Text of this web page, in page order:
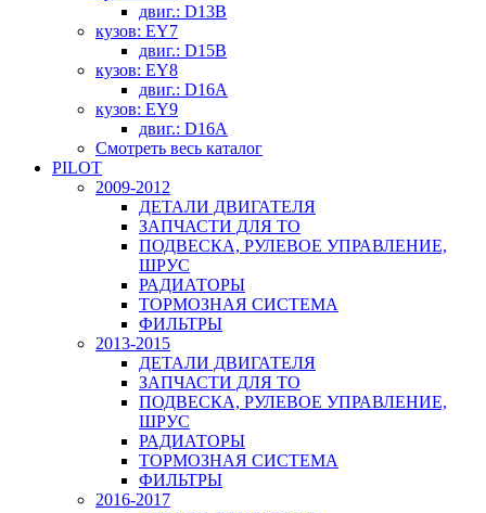
двиг.: D13B
кузов: EY7
двиг.: D15B
кузов: EY8
двиг.: D16A
кузов: EY9
двиг.: D16A
Смотреть весь каталог
PILOT
2009-2012
ДЕТАЛИ ДВИГАТЕЛЯ
ЗАПЧАСТИ ДЛЯ ТО
ПОДВЕСКА, РУЛЕВОЕ УПРАВЛЕНИЕ,
ШРУС
РАДИАТОРЫ
ТОРМОЗНАЯ СИСТЕМА
ФИЛЬТРЫ
2013-2015
ДЕТАЛИ ДВИГАТЕЛЯ
ЗАПЧАСТИ ДЛЯ ТО
ПОДВЕСКА, РУЛЕВОЕ УПРАВЛЕНИЕ,
ШРУС
РАДИАТОРЫ
ТОРМОЗНАЯ СИСТЕМА
ФИЛЬТРЫ
2016-2017